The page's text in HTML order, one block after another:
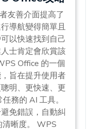
友善介面提高了
導航變得簡單且
以快速找到自己
士肯定會欣賞該
Office 的一個
旨在提升使用者
明、更快速、更
務的 AI 工具。
免錯誤，自動糾
晰度。 WPS